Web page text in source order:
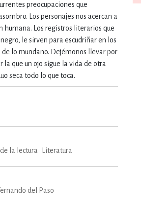
AIRE LIBRE
Y GESTIÓN
Y
LENGUAJE Y
preocupaciones que
Los personajes nos acercan a
humana. Los registros literarios que
le sirven para escudriñar en los
lo mundano. Dejémonos llevar por
que un ojo sigue la vida de otra
seca todo lo que toca.
la lectura Literatura
del Paso